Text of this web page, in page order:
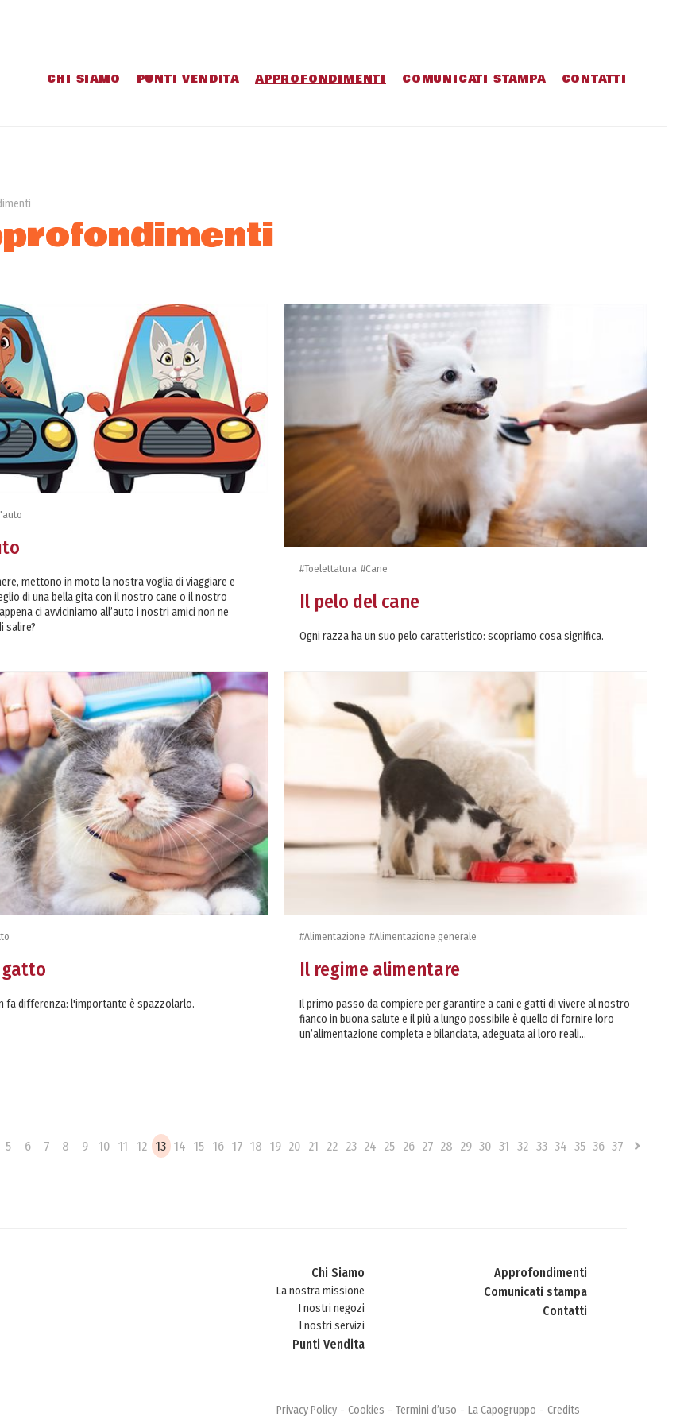
CHI SIAMO PUNTI VENDITA APPROFONDIMENTI COMUNICATI STAMPA CONTATTI
mettono in moto la nostra voglia di viaggiare e
di una bella gita con il nostro cane o il nostro
ci avviciniamo all’auto i nostri amici non ne
salire?
#Toelettatura #Cane
Il pelo del cane
Ogni razza ha un suo pelo caratteristico: scopriamo cosa significa.
fa differenza: l'importante è spazzolarlo.
#Alimentazione #Alimentazione generale
Il regime alimentare
Il primo passo da compiere per garantire a cani e gatti di vivere al nostro
fianco in buona salute e il più a lungo possibile è quello di fornire loro
un’alimentazione completa e bilanciata, adeguata ai loro reali...
5 6 7 8 9 10 11 12 13 14 15 16 17 18 19 20 21 22 23 24 25 26 27 28 29 30 31 32 33 34 35 36 37
Chi Siamo
La nostra missione
I nostri negozi
I nostri servizi
Punti Vendita
Approfondimenti
Comunicati stampa
Contatti
Privacy Policy Cookies Termini d’uso La Capogruppo Credits